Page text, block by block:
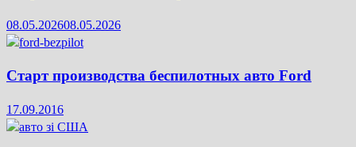
08.05.202608.05.2026
Старт производства беспилотных авто Ford
17.09.2016